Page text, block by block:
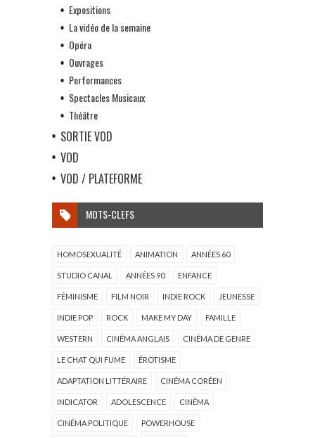
Expositions
La vidéo de la semaine
Opéra
Ouvrages
Performances
Spectacles Musicaux
Théâtre
SORTIE VOD
VOD
VOD / PLATEFORME
MOTS-CLEFS
HOMOSEXUALITÉ ANIMATION ANNÉES 60
STUDIO CANAL ANNÉES 90 ENFANCE
FÉMINISME FILM NOIR INDIE ROCK JEUNESSE
INDIE POP ROCK MAKE MY DAY FAMILLE
WESTERN CINÉMA ANGLAIS CINÉMA DE GENRE
LE CHAT QUI FUME ÉROTISME
ADAPTATION LITTÉRAIRE CINÉMA CORÉEN
INDICATOR ADOLESCENCE CINÉMA
CINÉMA POLITIQUE POWERHOUSE